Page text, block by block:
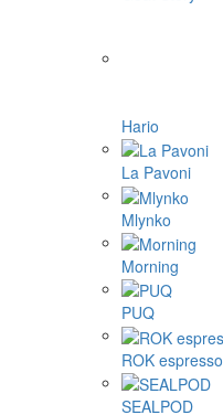
Hario
La Pavoni
Mlynko
Morning
PUQ
ROK espresso
SEALPOD